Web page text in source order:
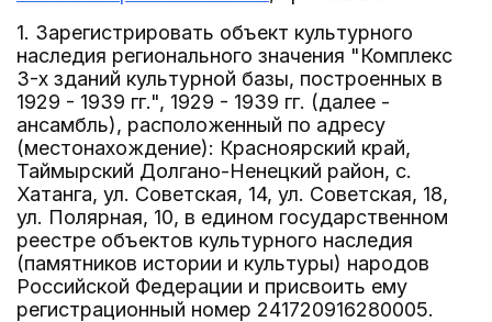
1. Зарегистрировать объект культурного
наследия регионального значения "Комплекс
3-х зданий культурной базы, построенных в
1929 - 1939 гг.", 1929 - 1939 гг. (далее -
ансамбль), расположенный по адресу
(местонахождение): Красноярский край,
Таймырский Долгано-Ненецкий район, с.
Хатанга, ул. Советская, 14, ул. Советская, 18,
ул. Полярная, 10, в едином государственном
реестре объектов культурного наследия
(памятников истории и культуры) народов
Российской Федерации и присвоить ему
регистрационный номер 241720916280005.